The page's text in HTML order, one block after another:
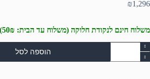
₪1,296
משלוח חינם לנקודת חלוקה (משלוח עד הבית: 50₪)
כמות
של
כרטיס
הוספה לסל